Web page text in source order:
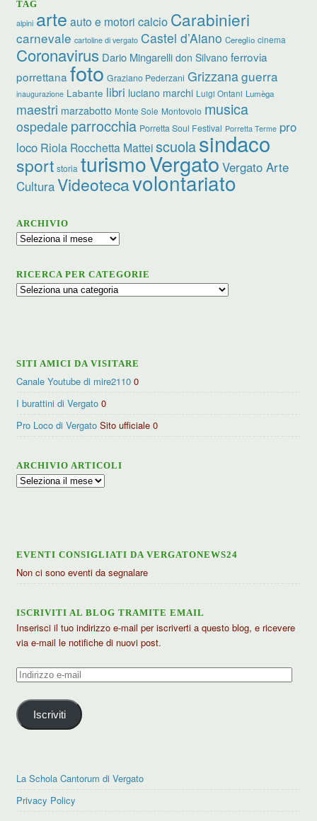
TAG
alpini arte auto e motori calcio Carabinieri
carnevale cartoline di vergato Castel d’Aiano Cereglio cinema
Coronavirus Dario Mingarelli don Silvano ferrovia
porrettana foto Graziano Pederzani Grizzanaguerra
inaugurazione Labante libri luciano marchi Luigi Ontani Lumèga
maestri marzabotto Monte Sole Montovolo musica
ospedale parrocchia Porretta Soul Festival Porretta Terme pro
loco Riola Rocchetta Matteiscuolasindaco
sport storia turismoVergato Vergato Arte
CulturaVideotecavolontariato
ARCHIVIO
Archivio
RICERCA PER CATEGORIE
Ricerca
SITI AMICI DA VISITARE
Canale Youtube di mire2110 0
I burattini di Vergato 0
Pro Loco di Vergato Sito ufficiale 0
ARCHIVIO ARTICOLI
Archivio
EVENTI CONSIGLIATI DA VERGATONEWS24
Non ci sono eventi da segnalare
ISCRIVITI AL BLOG TRAMITE EMAIL
Inserisci il tuo indirizzo e-mail per iscriverti a questo blog, e ricevere
via e-mail le notifiche di nuovi post.
Indirizzo
mail
Iscriviti
La Schola Cantorum di Vergato
Privacy Policy